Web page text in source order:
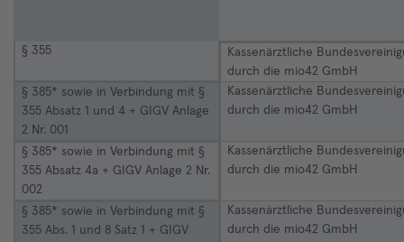
§ 355
Kassenärztliche
durch die mio42 GmbH
§ 385* sowie in Verbindung mit §
355 Absatz 1 und 4 + GIGV Anlage
2 Nr. 001
Kassenärztliche
durch die mio42 GmbH
§ 385* sowie in Verbindung mit §
355 Absatz 4a + GIGV Anlage 2 Nr.
002
Kassenärztliche
durch die mio42 GmbH
§ 385* sowie in Verbindung mit §
355 Abs. 1 und 8 Satz 1 + GIGV
Kassenärztliche
durch die mio42 GmbH